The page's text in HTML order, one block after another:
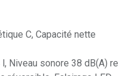
C, Capacité nette
Niveau sonore 38 dB(A) re